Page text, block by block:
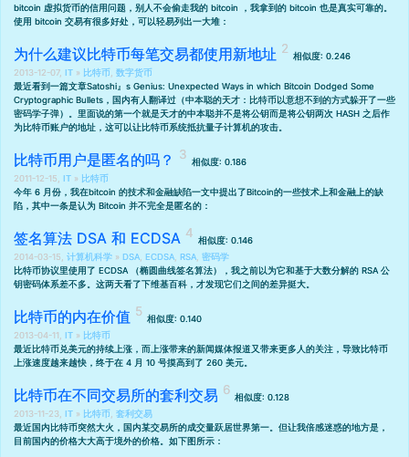
bitcoin 虚拟货币的信用问题，别人不会偷走我的 bitcoin ，我拿到的 bitcoin 也是真实可靠的。
使用 bitcoin 交易有很多好处，可以轻易列出一大堆：
为什么建议比特币每笔交易都使用新地址
相似度: 0.246
2013-12-07, IT » 比特币 数字货币
最近看到一篇文章Satoshi』s Genius: Unexpected Ways in which Bitcoin Dodged Some
Cryptographic Bullets ，国内有人翻译过（中本聪的天才：比特币以意想不到的方式躲开了一些
密码学子弹）。里面说的第一个就是天才的中本聪并不是将公钥而是将公钥两次 HASH 之后作
为比特币账户的地址，这可以让比特币系统抵抗量子计算机的攻击。
比特币用户是匿名的吗？
相似度: 0.186
2011-12-15, IT » 比特币
今年 6 月份，我在bitcoin 的技术和金融缺陷一文中提出了Bitcoin的一些技术上和金融上的缺
陷，其中一条是认为 Bitcoin 并不完全是匿名的：
签名算法 DSA 和 ECDSA
相似度: 0.146
2014-03-15, 计算机科学 » DSA ECDSA RSA 密码学
比特币协议里使用了 ECDSA （椭圆曲线签名算法），我之前以为它和基于大数分解的 RSA 公
钥密码体系差不多。这两天看了下维基百科，才发现它们之间的差异挺大。
比特币的内在价值
相似度: 0.140
2013-04-11, IT » 比特币
最近 比特币兑美元的持续上涨，而上涨带来的新闻媒体报道又带来更多人的关注，导致比特币
上涨速度越来越快，终于在 4 月 10 号摸高到了 260 美元。
比特币在不同交易所的套利交易
相似度: 0.128
2013-11-23, IT » 比特币 套利交易
最近国内比特币突然大火，国内某交易所的成交量跃居世界第一。但让我倍感迷惑的地方是，
目前国内的价格大大高于境外的价格。如下图所示：